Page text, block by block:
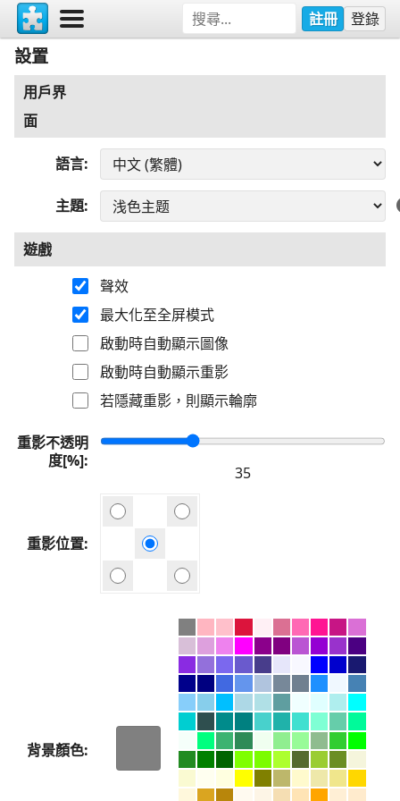
註冊 登錄
設置
用戶界
面
語言
主題
遊戲
聲效
最大化至全屏模式
啟動時自動顯示圖像
啟動時自動顯示重影
若隱藏重影，則顯示輪廓
重影不透明
度[%]
重影位置
背景顏色